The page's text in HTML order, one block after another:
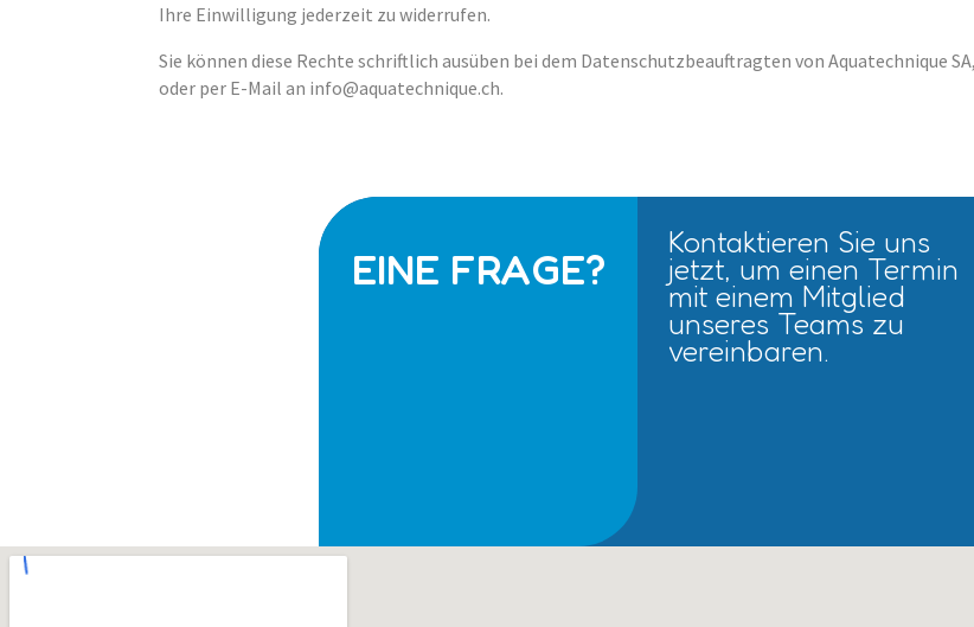
Ihre Einwilligung jederzeit zu widerrufen.
Sie können diese Rechte schriftlich ausüben bei dem Datenschutzbeauftragten von Aquatechnique
oder per E-Mail an info@aquatechnique.ch.
EINE FRAGE?
Kontaktieren Sie uns
jetzt, um einen Termin
mit einem Mitglied
unseres Teams zu
vereinbaren.